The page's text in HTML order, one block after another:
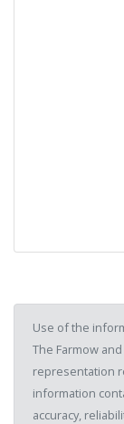
Use of the
The Farmow
representation
information
accuracy,